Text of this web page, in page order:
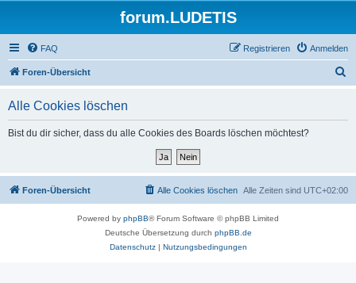
forum.LUDETIS
FAQ Anmelden
Registrieren
Foren-Übersicht
Alle Cookies löschen
Bist du dir sicher, dass du alle Cookies des Boards löschen möchtest?
Foren-Übersicht Alle Zeiten sind UTC+02:00
Alle Cookies löschen
Powered by phpBB® Forum Software © phpBB Limited
Deutsche Übersetzung durch phpBB.de
Datenschutz| Nutzungsbedingungen